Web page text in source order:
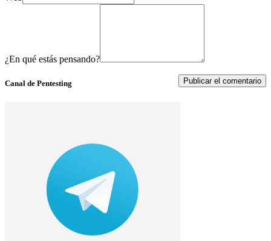
¿En qué estás pensando?
Canal de Pentesting